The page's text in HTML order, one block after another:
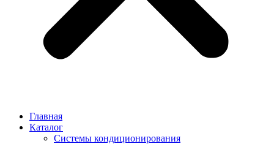
Главная
Каталог
Системы кондиционирования